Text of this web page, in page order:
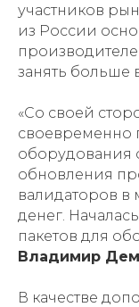
участников
из России
занять больше
«Со своей
своевременно
оборудования
обновления
валидаторов
денег.
пакетов для
Владимир
В качестве